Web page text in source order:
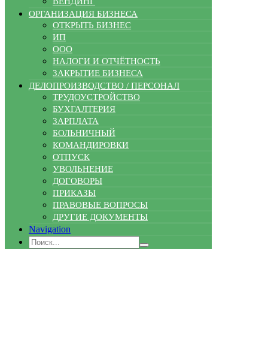
ОРГАНИЗАЦИЯ БИЗНЕСА
ОТКРЫТЬ БИЗНЕС
ИП
ООО
НАЛОГИ И ОТЧЁТНОСТЬ
ЗАКРЫТИЕ БИЗНЕСА
ДЕЛОПРОИЗВОДСТВО / ПЕРСОНАЛ
ТРУДОУСТРОЙСТВО
БУХГАЛТЕРИЯ
ЗАРПЛАТА
БОЛЬНИЧНЫЙ
КОМАНДИРОВКИ
ОТПУСК
УВОЛЬНЕНИЕ
ДОГОВОРЫ
ПРИКАЗЫ
ПРАВОВЫЕ ВОПРОСЫ
ДРУГИЕ ДОКУМЕНТЫ
Navigation